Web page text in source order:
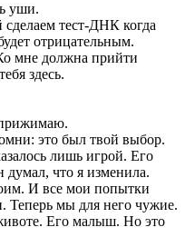
уши.
сделаем тест-ДНК когда
отрицательным.
мне должна прийти
здесь.
это был твой выбор.
лишь игрой. Его
что я изменила.
И все мои попытки
Теперь мы для него чужие.
Его малыш. Но это